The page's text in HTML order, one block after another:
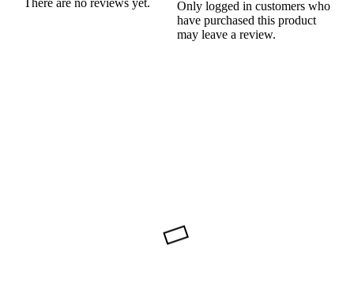
There are no reviews yet.
Only logged in customers who
have purchased this product
may leave a review.